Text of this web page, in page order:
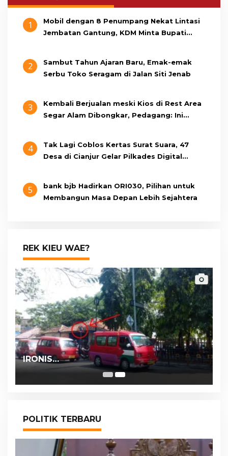
1
Mobil dengan 8 Penumpang Nekat Lintasi
Jembatan Gantung, KDM Minta Bupati
2
Sambut Tahun Ajaran Baru, Emak-emak
Serbu Toko Seragam di Jalan Siti Jenab
3
Kembali Berjualan meski Kios di Rest Area
Segar Alam Dibongkar, Pedagang: Ini
4
Tak Lagi Coblos Kertas Surat Suara, 47
Desa di Cianjur Gelar Pilkades Digital
5
bank bjb Hadirkan ORI030, Pilihan untuk
Membangun Masa Depan Lebih Sejahtera
REK KIEU WAE?
IRONIS…
POLITIK TERBARU